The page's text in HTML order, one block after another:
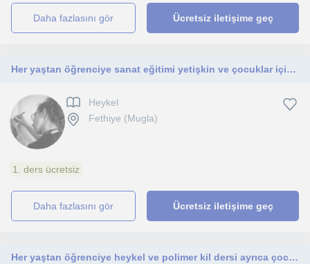
daha fazlasını gör Ücretsiz iletişime geç
Her yaştan öğrenciye sanat eğitimi yetişkin ve çocuklar için heykel, polimer kil ayrıca çocuklar içinde resim dersi
Heykel
Fethiye (Mugla)
1. ders ücretsiz
daha fazlasını gör Ücretsiz iletişime geç
Her yaştan öğrenciye heykel ve polimer kil dersi ayrıca çocuklar için de resim dersi